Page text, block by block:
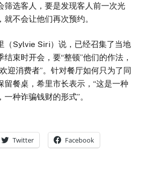
筛选客人，要是发现客人前一次光
不会让他们再次预约。
Sylvie Siri）说，已经召集了当地
束时开会，要“整顿”他们的作法，
迎消费者”。针对餐厅如何只为了同
留餐桌，希里市长表示，“这是一种
种诈骗钱财的形式”。
Twitter Facebook